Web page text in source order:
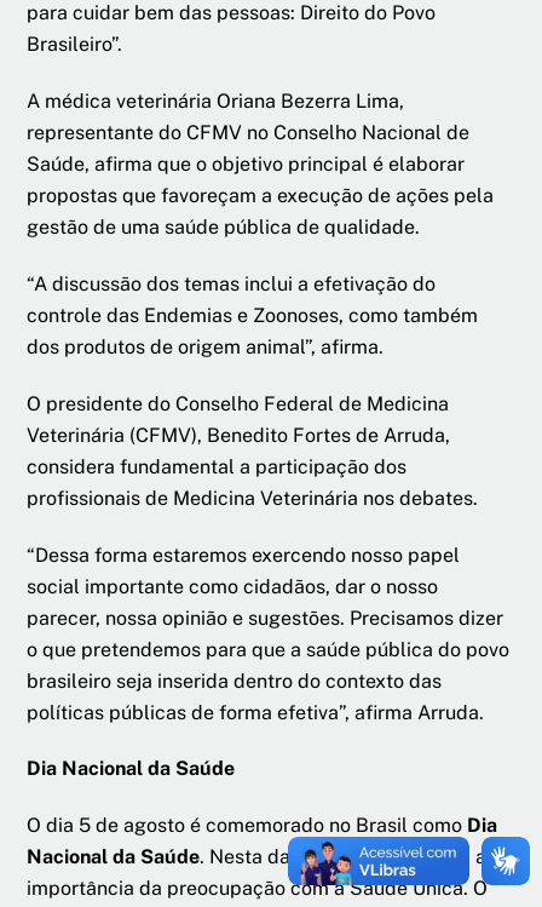
para cuidar bem das pessoas: Direito do Povo
Brasileiro”.
A médica veterinária Oriana Bezerra Lima,
representante do CFMV no Conselho Nacional de
Saúde, afirma que o objetivo principal é elaborar
propostas que favoreçam a execução de ações pela
gestão de uma saúde pública de qualidade.
“A discussão dos temas inclui a efetivação do
controle das Endemias e Zoonoses, como também
dos produtos de origem animal”, afirma.
O presidente do Conselho Federal de Medicina
Veterinária (CFMV), Benedito Fortes de Arruda,
considera fundamental a participação dos
profissionais de Medicina Veterinária nos debates.
“Dessa forma estaremos exercendo nosso papel
social importante como cidadãos, dar o nosso
parecer, nossa opinião e sugestões. Precisamos dizer
o que pretendemos para que a saúde pública do povo
brasileiro seja inserida dentro do contexto das
políticas públicas de forma efetiva”, afirma Arruda.
Dia Nacional da Saúde
O dia 5 de agosto é comemorado no Brasil como Dia
Nacional da Saúde. Nesta data, o CFMV reafirma a
importância da preocupação com a Saúde Única. O